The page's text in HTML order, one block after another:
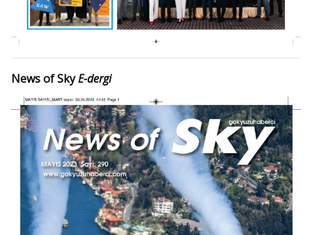
News of SkyE-dergi